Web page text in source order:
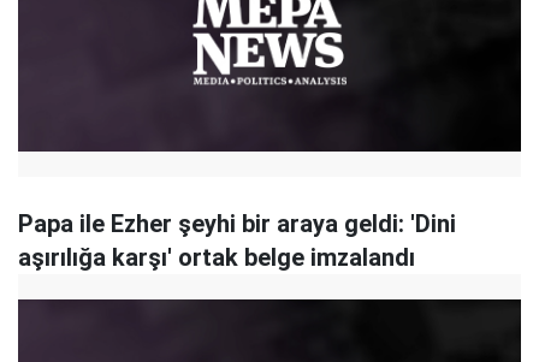
Papa ile Ezher şeyhi bir araya geldi: 'Dini
aşırılığa karşı' ortak belge imzalandı